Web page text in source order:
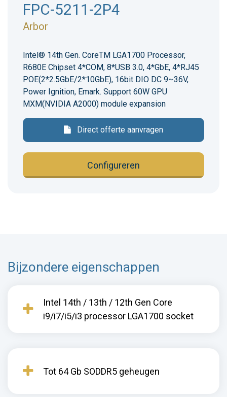
FPC-5211-2P4
Arbor
Intel® 14th Gen. CoreTM LGA1700 Processor,
R680E Chipset 4*COM, 8*USB 3.0, 4*GbE, 4*RJ45
POE(2*2.5GbE/2*10GbE), 16bit DIO DC 9~36V,
Power Ignition, Emark. Support 60W GPU
MXM(NVIDIA A2000) module expansion
Direct offerte aanvragen
Configureren
Bijzondere eigenschappen
Intel 14th / 13th / 12th Gen Core
i9/i7/i5/i3 processor LGA1700 socket
Tot 64 Gb SODDR5 geheugen